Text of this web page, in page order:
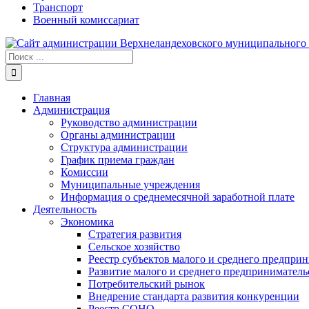
Транспорт
Военный комиссариат
Результат
поиска:
Главная
Администрация
Руководство администрации
Органы администрации
Структура администрации
График приема граждан
Комиссии
Муниципальные учреждения
Информация о среднемесячной заработной плате
Деятельность
Экономика
Стратегия развития
Сельское хозяйство
Реестр субъектов малого и среднего
Развитие малого и среднего
Потребительский рынок
Внедрение стандарта развития конкуренции